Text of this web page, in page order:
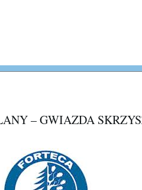
– GWIAZDA